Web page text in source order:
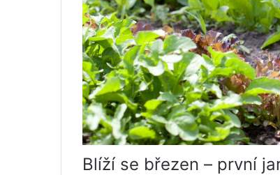
Blíží se březen – první